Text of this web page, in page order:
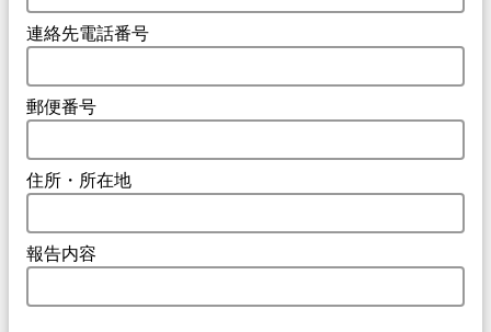
連絡先電話番号
郵便番号
住所・所在地
報告内容